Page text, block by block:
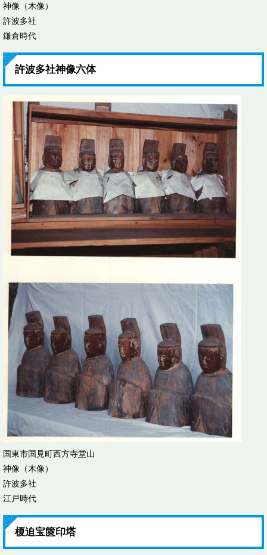
神像（木像）
許波多社
鎌倉時代
許波多社神像六体
国東市国見町西方寺堂山
神像（木像）
許波多社
江戸時代
榎迫宝篋印塔